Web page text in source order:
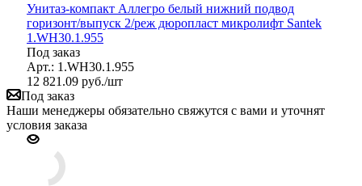
Унитаз-компакт Аллегро белый нижний подвод
горизонт/выпуск 2/реж дюропласт микролифт Santek
1.WH30.1.955
Под заказ
Арт.: 1.WH30.1.955
12 821.09 руб./шт
Под заказ
Наши менеджеры обязательно свяжутся с вами и уточнят
условия заказа